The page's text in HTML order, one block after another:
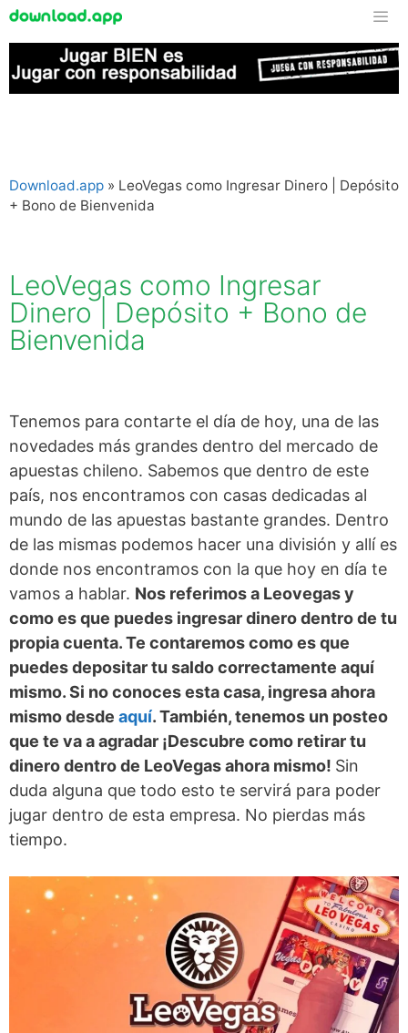
Download.app » LeoVegas como Ingresar Dinero | Depósito
+ Bono de Bienvenida
LeoVegas como Ingresar
Dinero | Depósito + Bono de
Bienvenida
Tenemos para contarte el día de hoy, una de las
novedades más grandes dentro del mercado de
apuestas chileno. Sabemos que dentro de este
país, nos encontramos con casas dedicadas al
mundo de las apuestas bastante grandes. Dentro
de las mismas podemos hacer una división y allí es
donde nos encontramos con la que hoy en día te
vamos a hablar. Nos referimos a Leovegas y
como es que puedes ingresar dinero dentro de tu
propia cuenta. Te contaremos como es que
puedes depositar tu saldo correctamente aquí
mismo. Si no conoces esta casa, ingresa ahora
mismo desde aquí. También, tenemos un posteo
que te va a agradar ¡Descubre como retirar tu
dinero dentro de LeoVegas ahora mismo! Sin
duda alguna que todo esto te servirá para poder
jugar dentro de esta empresa. No pierdas más
tiempo.